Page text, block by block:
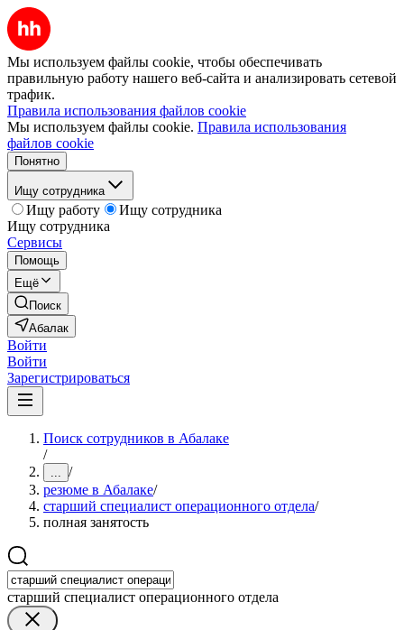
Мы используем файлы cookie, чтобы обеспечивать
правильную работу нашего веб-сайта и анализировать сетевой
трафик.
Правила использования файлов cookie
Мы используем файлы cookie. Правила использования
файлов cookie
Понятно
Ищу сотрудника
Ищу работу
Ищу сотрудника
Ищу сотрудника
Сервисы
Помощь
Ещё
Поиск
Абалак
Войти
Войти
Зарегистрироваться
Поиск сотрудников в Абалаке
/
... /
резюме в Абалаке/
старший специалист операционного отдела/
полная занятость
старший специалист операционного отдела